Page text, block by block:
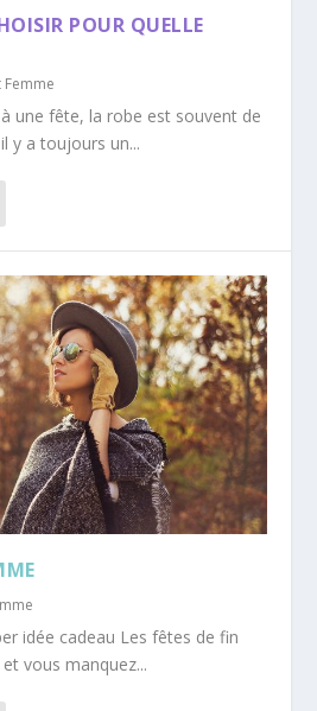
POUR QUELLE
une fête, la robe est souvent de
y a toujours un...
idée cadeau Les fêtes de fin
vous manquez...